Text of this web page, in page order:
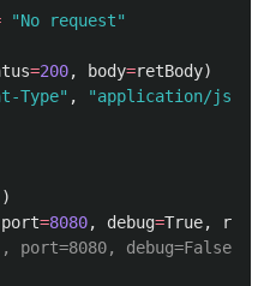
"No request"
=200, body=retBody)
Type" , "application/json
)
port=8080, debug=True,